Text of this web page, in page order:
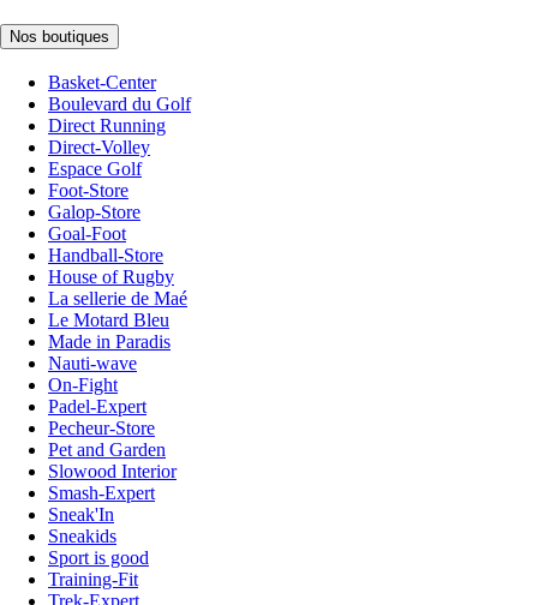
Nos boutiques
Basket-Center
Boulevard du Golf
Direct Running
Direct-Volley
Espace Golf
Foot-Store
Galop-Store
Goal-Foot
Handball-Store
House of Rugby
La sellerie de Maé
Le Motard Bleu
Made in Paradis
Nauti-wave
On-Fight
Padel-Expert
Pecheur-Store
Pet and Garden
Slowood Interior
Smash-Expert
Sneak'In
Sneakids
Sport is good
Training-Fit
Trek-Expert